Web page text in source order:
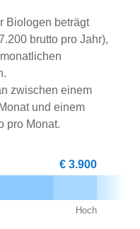
Biologen beträgt
brutto pro Jahr),
zwischen einem
und einem
pro Monat.
€ 3.900
Hoch